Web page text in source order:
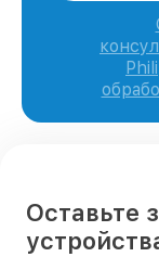
Оставьте